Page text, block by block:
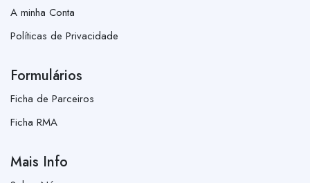
A minha Conta
Políticas de Privacidade
Formulários
Ficha de Parceiros
Ficha RMA
Mais Info